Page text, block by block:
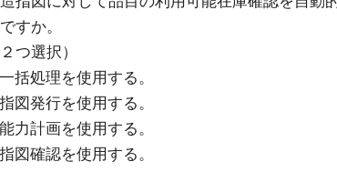
すか。
２つ選択）
括処理を使用する。
図発行を使用する。
力計画を使用する。
図確認を使用する。